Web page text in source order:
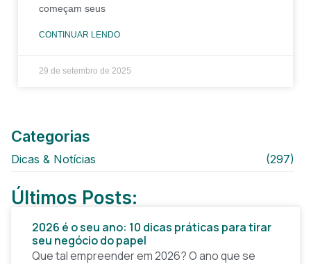
começam seus
CONTINUAR LENDO
29 de setembro de 2025
Categorias
Dicas & Notícias (297)
Últimos Posts:
2026 é o seu ano: 10 dicas práticas para tirar
seu negócio do papel
Que tal empreender em 2026? O ano que se